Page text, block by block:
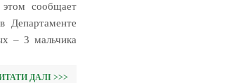
сообщает
Департаменте
– 3 мальчика
ДАЛІ >>>